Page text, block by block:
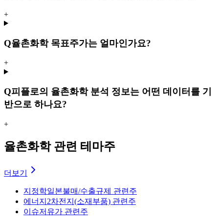
+
Q율촌화학 목표주가는 얼마인가요?
+
Q피플로의 율촌화학 분석 정보는 어떤 데이터를 기
반으로 하나요?
+
율촌화학 관련 테마주
더보기
지정학일본불매/수출규제 관련주
에너지 2차전지(소재부품) 관련주
이슈저유가 관련주